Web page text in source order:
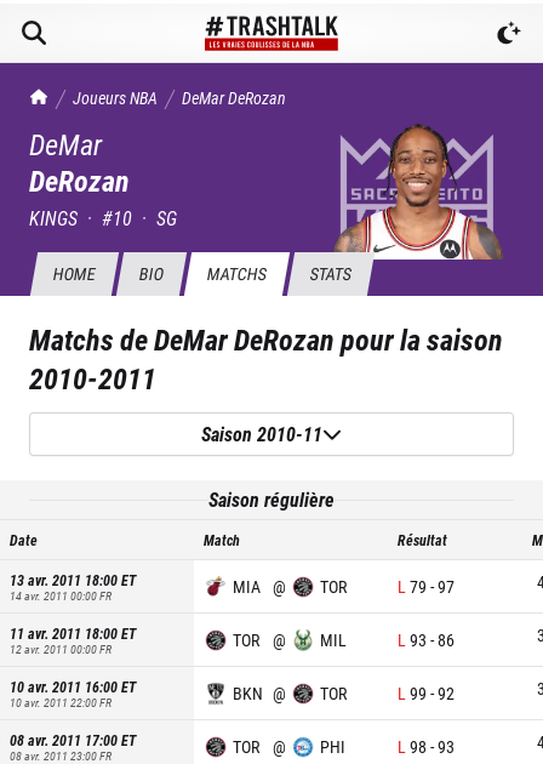
TrashTalk Actu NBA
Joueurs NBA DeMarDeRozan
DeMar
DeRozan
KINGS · #10 · SG
HOME BIO MATCHS STATS
Matchs deDeMar DeRozanpour la saison
2010-2011
Saison 2010-11
Saison régulière
Date Match Résultat
13 avr. 2011 18:00ET
14 avr. 2011 00:00FR MIA @ TOR L 79 -97
11 avr. 2011 18:00ET
12 avr. 2011 00:00FR TOR @ MIL L 93 -86
10 avr. 2011 16:00ET
10 avr. 2011 22:00FR BKN @ TOR L 99 -92
08 avr. 2011 17:00ET
08 avr. 2011 23:00FR TOR @ PHI L 98 -93